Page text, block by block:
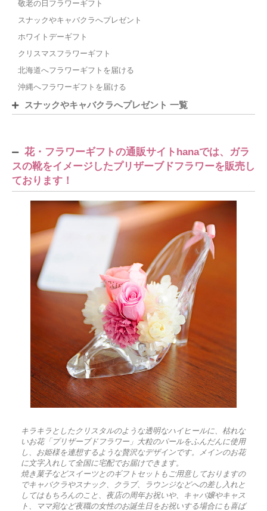
敬老の日フラワーギフト
スナックやキャバクラへプレゼント
ホワイトデーギフト
クリスマスフラワーギフト
北海道へフラワーギフトを届ける
沖縄へフラワーギフトを届ける
スナックやキャバクラへプレゼント 一覧
花・フラワーギフトの通販サイトhanaでは、ガラ
スの靴をイメージしたプリザーブドフラワーを販売し
ております！
キラキラとしたクリスタルのような透明なハイヒールに、枯れな
いお花「プリザーブドフラワー」大粒のパールをふんだんに使用
し、お姫様を連想するような贅沢なデザインです。メインのお花
に文字入れして全国に宅配でお届けできます。
焼き菓子などスイーツとのギフトセットもご用意しておりますの
でキャバクラやスナック、クラブ、ラウンジなどへの差し入れと
してはもちろんのこと、夜店の周年お祝いや、キャバ嬢やキャス
ト、ママ宛など夜職の女性のお誕生日をお祝いする場合にも喜ば